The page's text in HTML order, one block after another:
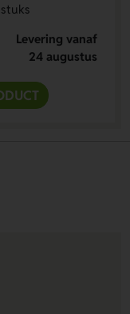
Levering vanaf
24 augustus